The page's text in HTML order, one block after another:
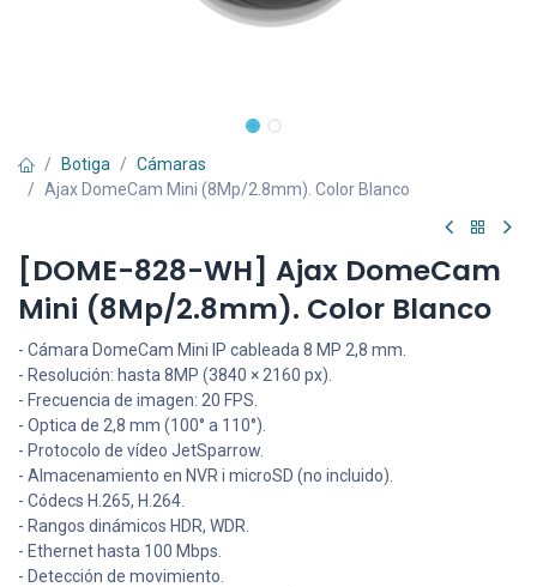
Botiga
Cámaras
Ajax DomeCam Mini (8Mp/2.8mm). Color Blanco
[DOME-828-WH] Ajax DomeCam
Mini (8Mp/2.8mm). Color Blanco
- Cámara DomeCam Mini IP cableada 8 MP 2,8 mm.
- Resolución: hasta 8MP (3840 × 2160 px).
- Frecuencia de imagen: 20 FPS.
- Optica de 2,8 mm (100° a 110°).
- Protocolo de vídeo JetSparrow.
- Almacenamiento en NVR i microSD (no incluido).
- Códecs H.265, H.264.
- Rangos dinámicos HDR, WDR.
- Ethernet hasta 100 Mbps.
- Detección de movimiento.